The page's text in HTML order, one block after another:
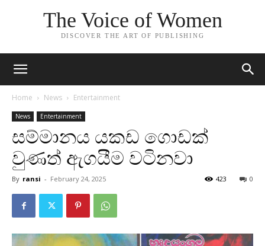
The Voice of Women
DISCOVER THE ART OF PUBLISHING
Home News Entertainment
News Entertainment
සම්මානය යකඩ ගොඩක්
වුණත් ඇගයීම වටිනවා
By ransi - February 24, 2025 0
423